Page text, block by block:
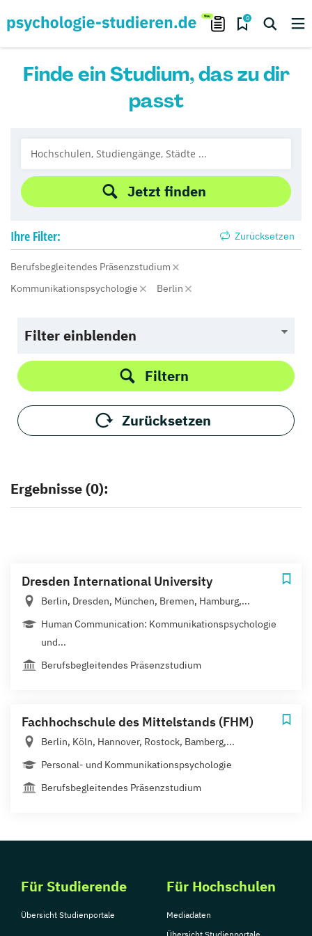
0
Finde ein Studium, das zu dir
passt
Jetzt finden
Ihre Filter: Zurücksetzen
Berufsbegleitendes Präsenzstudium
Kommunikationspsychologie
Berlin
Filter einblenden
Filtern
Zurücksetzen
Ergebnisse (0):
Dresden International University
Berlin, Dresden, München, Bremen, Hamburg,...
Human Communication: Kommunikationspsychologie
und...
Berufsbegleitendes Präsenzstudium
Fachhochschule des Mittelstands (FHM)
Berlin, Köln, Hannover, Rostock, Bamberg,...
Personal- und Kommunikationspsychologie
Berufsbegleitendes Präsenzstudium
Für Studierende
Übersicht Studienportale
Für Hochschulen
Mediadaten